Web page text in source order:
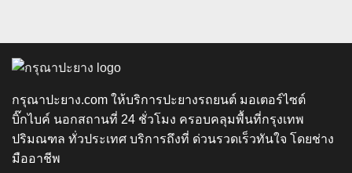
กรุณาปะยาง.com ให้บริการปะยางรถยนต์ มอเตอร์ไซต์
บิ๊กไบค์ นอกสถานที่ 24 ชั่วโมง ครอบคลุมพื้นที่กรุงเทพ
ปริมณฑล ทั่วประเทศ บริการถึงที่ ด่วนรวดเร็วทันใจ โดยช่าง
มืออาชีพ